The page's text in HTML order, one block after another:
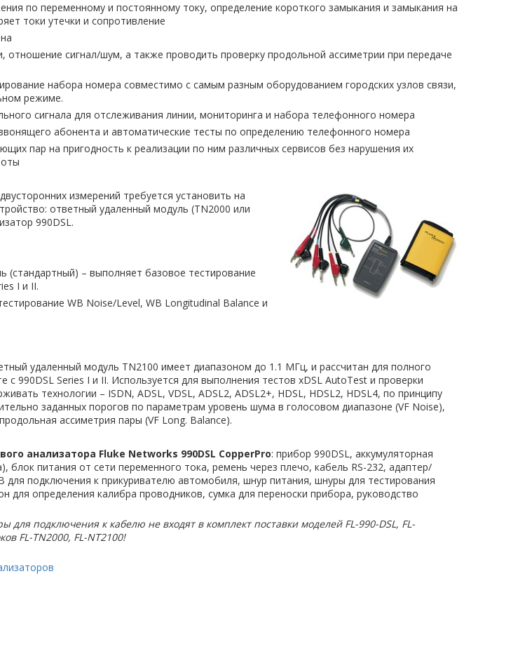
по переменному и постоянному току, определение короткого замыкания и замыкания на
токи утечки и сопротивление
отношение сигнал/шум, а также проводить проверку продольной ассиметрии при передаче
набора номера совместимо с самым разным оборудованием городских узлов связи,
режиме.
сигнала для отслеживания линии, мониторинга и набора телефонного номера
абонента и автоматические тесты по определению телефонного номера
пар на пригодность к реализации по ним различных сервисов без нарушения их
измерений требуется установить на
ответный удаленный модуль (TN2000 или
990DSL.
(стандартный) – выполняет базовое тестирование
I и II.
WB Noise/Level, WB Longitudinal Balance и
удаленный модуль TN2100 имеет диапазоном до 1.1 МГц, и рассчитан для полного
с 990DSL Series I и II. Используется для выполнения тестов xDSL AutoTest и проверки
технологии – ISDN, ADSL, VDSL, ADSL2, ADSL2+, HDSL, HDSL2, HDSL4, по принципу
заданных порогов по параметрам уровень шума в голосовом диапазоне (VF Noise),
ассиметрия пары (VF Long. Balance).
анализатора Fluke Networks 990DSL CopperPro: прибор 990DSL, аккумуляторная
блок питания от сети переменного тока, ремень через плечо, кабель RS-232, адаптер/
для подключения к прикуривателю автомобиля, шнур питания, шнуры для тестирования
для определения калибра проводников, сумка для переноски прибора, руководство
подключения к кабелю не входят в комплект поставки моделей FL-990-DSL, FL-
FL-TN2000, FL-NT2100!